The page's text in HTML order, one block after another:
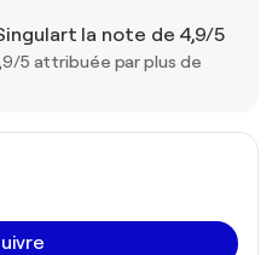
la note de 4,9/5
5 attribuée par plus de